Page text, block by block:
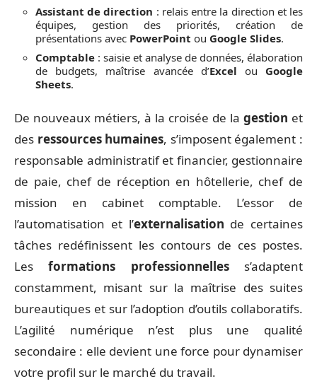
Assistant de direction : relais entre la direction et les
équipes, gestion des priorités, création de
présentations avec PowerPoint ou Google Slides.
Comptable : saisie et analyse de données, élaboration
de budgets, maîtrise avancée d’Excel ou Google
Sheets.
De nouveaux métiers, à la croisée de la gestion et
des ressources humaines, s’imposent également :
responsable administratif et financier, gestionnaire
de paie, chef de réception en hôtellerie, chef de
mission en cabinet comptable. L’essor de
l’automatisation et l’externalisation de certaines
tâches redéfinissent les contours de ces postes.
Lesformations professionnelless’adaptent
constamment, misant sur la maîtrise des suites
bureautiques et sur l’adoption d’outils collaboratifs.
L’agilité numérique n’est plus une qualité
secondaire : elle devient une force pour dynamiser
votre profil sur le marché du travail.